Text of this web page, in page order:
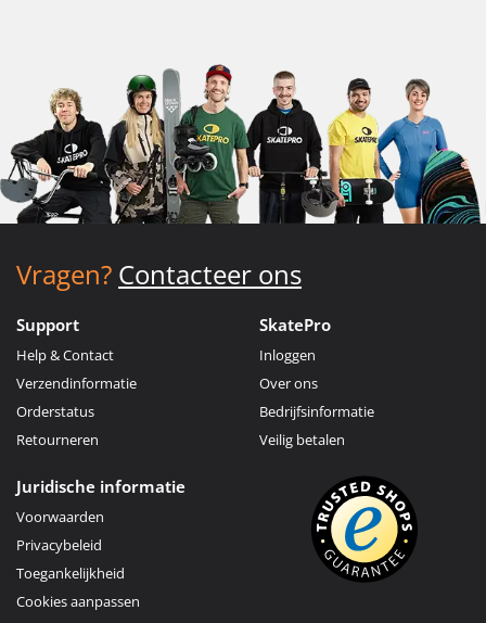
Vragen? Contacteer ons
Support
Help & Contact
Verzendinformatie
Orderstatus
Retourneren
SkatePro
Inloggen
Over ons
Bedrijfsinformatie
Veilig betalen
Juridische informatie
Voorwaarden
Privacybeleid
Toegankelijkheid
Cookies aanpassen